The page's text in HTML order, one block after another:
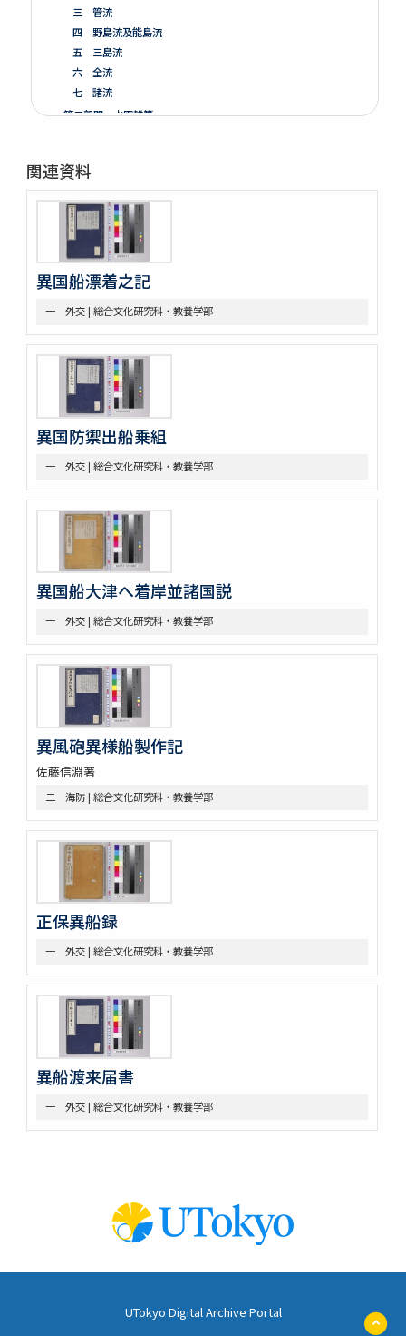
三 管流
四 野島流及能島流
五 三島流
六 全流
七 諸流
第二部門 水軍雑纂
二 造船
三 洋式船
第四部門 外交・海防
一 外交
二 海防
三 漂流
第五部門 史書雑纂
一 軍記
二 史書
第六部門 地誌
第七部門 絵画・図巻
一 秘伝書
二 図面
小船
軍船
荷船
河船
洋式船
三 絵図
第八部門 雑
二 陸戦
三 陰陽道等
参考資料
二 駒場図書館蔵書
関連資料
異国船漂着之記
一 外交 | 総合文化研究科・教養学部
異国防禦出船乗組
一 外交 | 総合文化研究科・教養学部
異国船大津へ着岸並諸国説
一 外交 | 総合文化研究科・教養学部
異風砲異様船製作記
佐藤信淵著
二 海防 | 総合文化研究科・教養学部
正保異船録
一 外交 | 総合文化研究科・教養学部
異船渡来届書
一 外交 | 総合文化研究科・教養学部
UTokyo Digital Archive Portal
ペ